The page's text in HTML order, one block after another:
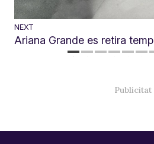
NEXT
Ariana Grande es retira